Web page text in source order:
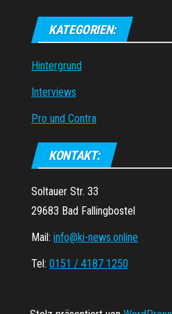
KATEGORIEN:
Hintergrund
Interviews
Pro und Contra
KONTAKT:
Soltauer Str. 33
29683 Bad Fallingbostel
Mail: info@ki-news.online
Tel: 0151 / 4187 1250